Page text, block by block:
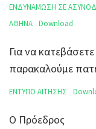
ΕΝΔΥΝΑΜΩΣΗ ΣΕ
ΑΘΗΝΑ
Download
Για να
παρακαλούμε
ΕΝΤΥΠΟ ΑΙΤΗΣΗΣ
Ο Πρόεδρος